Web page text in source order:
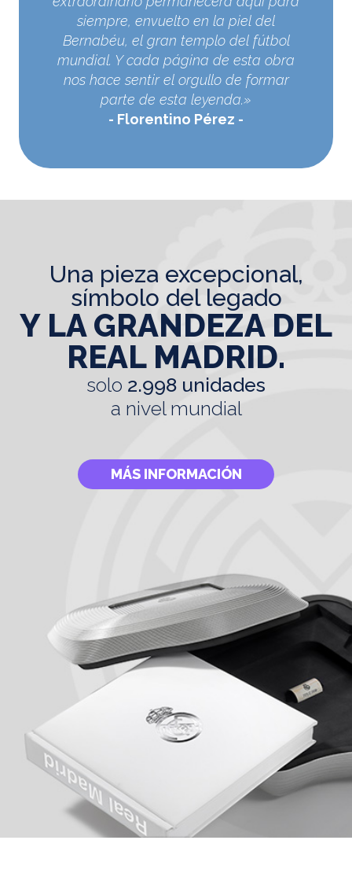
siempre, envuelto en la piel del
Bernabéu, el gran templo del fútbol
mundial. Y cada página de esta obra
nos hace sentir el orgullo de formar
parte de esta leyenda.»
Florentino Pérez
una pieza excepcional,
símbolo del legado
Y LA GRANDEZA DEL
REAL MADRID.
solo 2.998 unidades
a nivel mundial
MÁS INFORMACIÓN